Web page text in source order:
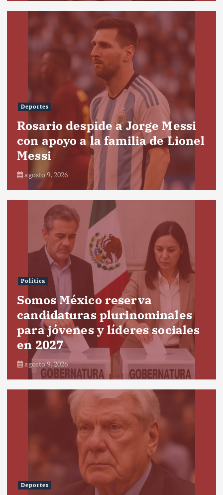
Deportes
Rosario despide a Jorge Messi
con apoyo a la familia de Lionel
Messi
agosto 9, 2026
Política
Somos México reserva
candidaturas plurinominales
para jóvenes y líderes sociales
en 2027
agosto 9, 2026
Deportes